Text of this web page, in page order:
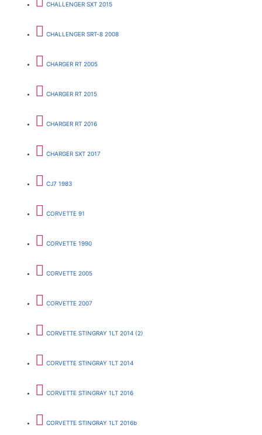
CHALLENGER SXT 2015
CHALLENGER SRT-8 2008
CHARGER RT 2005
CHARGER RT 2015
CHARGER RT 2016
CHARGER SXT 2017
CJ7 1983
CORVETTE 91
CORVETTE 1990
CORVETTE 2005
CORVETTE 2007
CORVETTE STINGRAY 1LT 2014 (2)
CORVETTE STINGRAY 1LT 2014
CORVETTE STINGRAY 1LT 2016
CORVETTE STINGRAY 1LT 2016b